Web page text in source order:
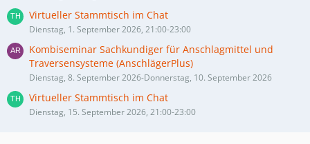
Virtueller Stammtisch im Chat
Dienstag, 1. September 2026, 21:00-23:00
Kombiseminar Sachkundiger für Anschlagmittel und
Traversensysteme (AnschlägerPlus)
Dienstag, 8. September 2026-Donnerstag, 10. September 2026
Virtueller Stammtisch im Chat
Dienstag, 15. September 2026, 21:00-23:00